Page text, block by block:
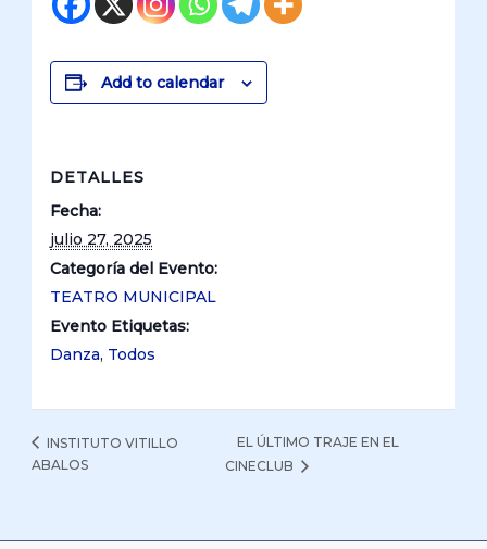
Add to calendar
DETALLES
Fecha:
julio 27, 2025
Categoría del Evento:
TEATRO MUNICIPAL
Evento Etiquetas:
Danza, Todos
INSTITUTO VITILLO
ABALOS
EL ÚLTIMO TRAJE EN EL
CINECLUB